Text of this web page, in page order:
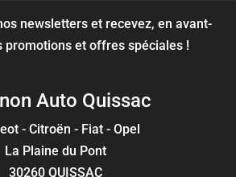
newsletters et recevez, en avant-
promotions et offres spéciales !
Auto Quissac
- Citroën - Fiat - Opel
La Plaine du Pont
30260 QUISSAC